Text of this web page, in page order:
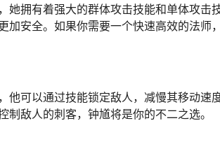
她拥有着强大的群体攻击技能和单体攻
加安全。如果你需要一个快速高效的法师
他可以通过技能锁定敌人，减慢其移动
制敌人的刺客，钟馗将是你的不二之选。